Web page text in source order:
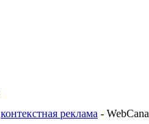
контекстная реклама -